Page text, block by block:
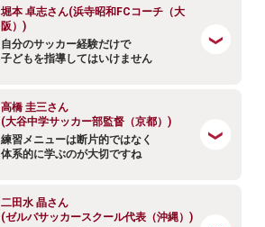
堀本 卓志さん(浜寺昭和FCコーチ（大
阪）)
自分のサッカー経験だけで
子どもを指導してはいけません
高橋 圭三さん
(大谷中学サッカー部監督（京都）)
練習メニューは断片的ではなく
体系的に学ぶのが大切ですね
二田水 晶さん
(ゼルバサッカースクール代表（沖縄）)